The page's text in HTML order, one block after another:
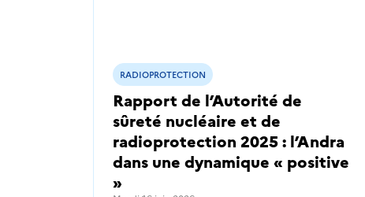
Rapport de l’Autorité de
sûreté nucléaire et de
radioprotection 2025 : l’Andra
dans une dynamique « positive
»
RADIOPROTECTION